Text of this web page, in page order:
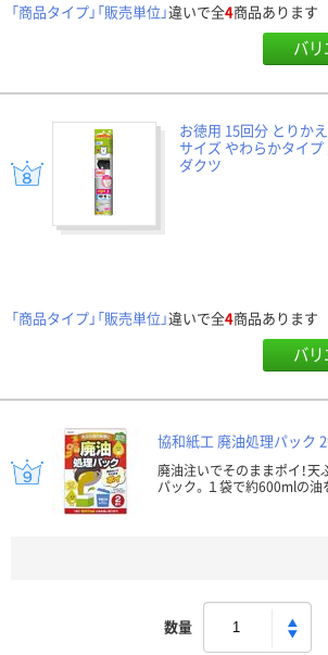
「商品タイプ」「販売単位」違いで全4商品あります
バ
お徳用 15回分 とりか
サイズ やわらかタイ
ダクツ
「商品タイプ」「販売単位」違いで全4商品あります
バ
協和紙工 廃油処理パック
廃油注いでそのままポイ！
パック。１袋で約600mlの油
数量